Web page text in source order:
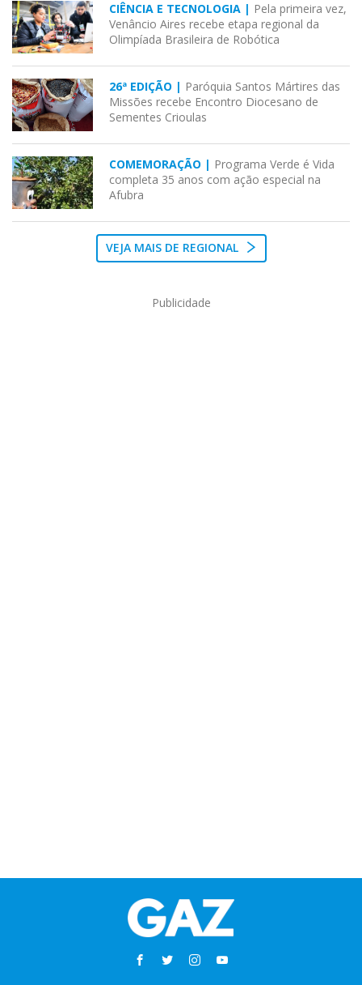
CIÊNCIA E TECNOLOGIA | Pela primeira vez,
Venâncio Aires recebe etapa regional da
Olimpíada Brasileira de Robótica
26ª EDIÇÃO | Paróquia Santos Mártires das
Missões recebe Encontro Diocesano de
Sementes Crioulas
COMEMORAÇÃO | Programa Verde é Vida
completa 35 anos com ação especial na
Afubra
VEJA MAIS DE REGIONAL
Publicidade